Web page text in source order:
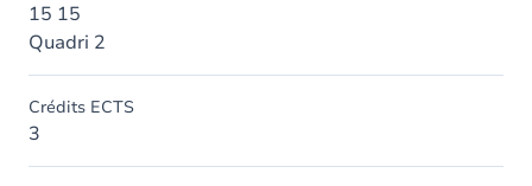
15 15
Quadri 2
Crédits ECTS
3